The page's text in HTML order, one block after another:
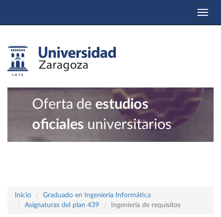
Oferta de estudios
oficiales universitarios
Inicio
Graduado en Ingeniería Informática
Asignaturas del plan 439
Ingeniería de requisitos